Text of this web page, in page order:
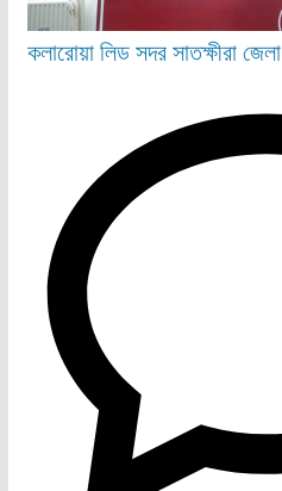
কলারোয়ালিডসদরসাতক্ষীরা জেলা